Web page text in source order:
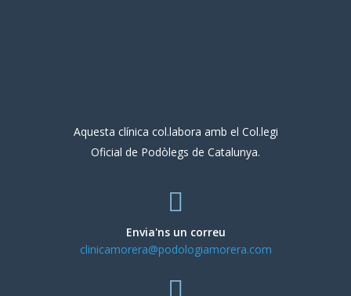
Aquesta clínica col.labora amb el Col.legi
Oficial de Podòlegs de Catalunya.
Envia'ns un correu
clinicamorera@podologiamorera.com